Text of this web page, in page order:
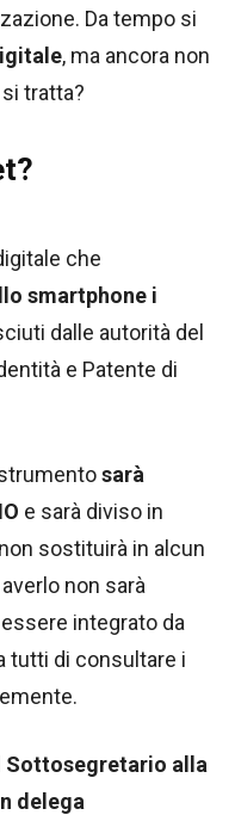
Da tempo si
, ma ancora non
tratta?
che
smartphone i
dalle autorità del
e Patente di
sarà
e sarà diviso in
sostituirà in alcun
non sarà
integrato da
tutti di consultare i
Sottosegretario alla
delega